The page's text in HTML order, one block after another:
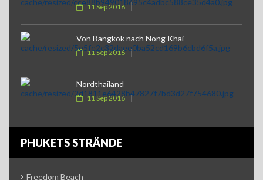
11 Sep 2016
Von Bangkok nach Nong Khai
11 Sep 2016
Nordthailand
11 Sep 2016
PHUKETS STRÄNDE
Freedom Beach